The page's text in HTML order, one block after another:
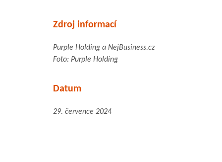
Zdroj informací
Purple Holding a NejBusiness.cz
Foto: Purple Holding
Datum
29. července 2024